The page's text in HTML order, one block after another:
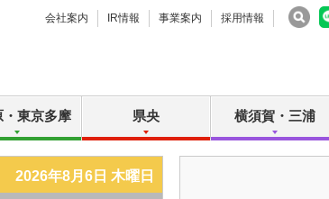
会社案内 IR情報 事業案内 採用情報
・東京多摩 県央 横須賀・三浦
2026年8月6日 木曜日